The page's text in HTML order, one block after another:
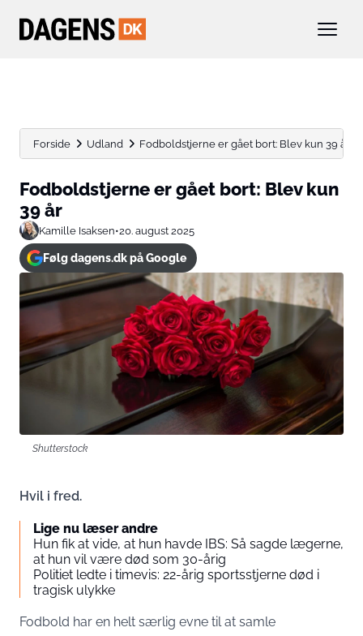
Forside Udland Fodboldstjerne er gået bort: Blev kun 39 år
Fodboldstjerne er gået bort: Blev kun
39 år
Kamille Isaksen•20. august 2025
Følg dagens.dk på Google
Shutterstock
Hvil i fred.
Lige nu læser andre
Hun fik at vide, at hun havde IBS: Så sagde lægerne,
at hun vil være død som 30-årig
Politiet ledte i timevis: 22-årig sportsstjerne død i
tragisk ulykke
Fodbold har en helt særlig evne til at samle